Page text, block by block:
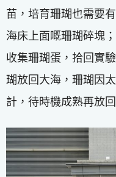
苗，培育珊瑚也需要
海床上面嘅珊瑚碎塊
收集珊瑚蛋，拾回實
瑚放回大海，珊瑚因
計，待時機成熟再放